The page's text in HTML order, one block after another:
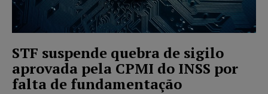
STF suspende quebra de sigilo
aprovada pela CPMI do INSS por
falta de fundamentação